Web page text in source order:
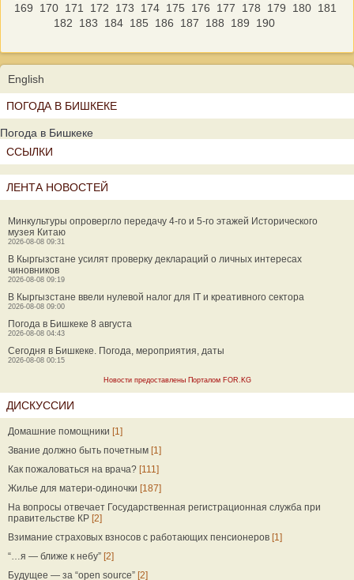
169
170 171 172 173 174 175 176 177 178 179 180 181
182
183 184 185 186 187 188 189 190
English
ПОГОДА В БИШКЕКЕ
Погода в Бишкеке
ССЫЛКИ
ЛЕНТА НОВОСТЕЙ
Минкультуры опровергло передачу 4-го и 5-го этажей Исторического
музея Китаю
2026-08-08 09:31
В Кыргызстане усилят проверку деклараций о личных интересах
чиновников
2026-08-08 09:19
В Кыргызстане ввели нулевой налог для IT и креативного сектора
2026-08-08 09:00
Погода в Бишкеке 8 августа
2026-08-08 04:43
Сегодня в Бишкеке. Погода, мероприятия, даты
2026-08-08 00:15
Новости предоставлены Порталом FOR.KG
ДИСКУССИИ
Домашние помощники [1]
Звание должно быть почетным [1]
Как пожаловаться на врача? [111]
Жилье для матери-одиночки [187]
На вопросы отвечает Государственная регистрационная служба при
правительстве КР [2]
Взимание страховых взносов с работающих пенсионеров [1]
“…я — ближе к небу” [2]
Будущее — за “open source” [2]